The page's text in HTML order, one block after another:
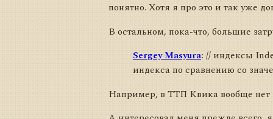
понятно. Хотя я про это и так уже
В остальном, пока-что, большие
Sergey Masyura: // индексы
индекса по сравнению со
Например, в ТТП Квика вообще нет